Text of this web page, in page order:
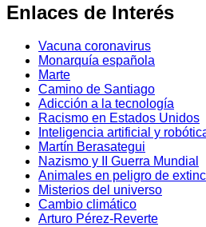
Enlaces de Interés
Vacuna coronavirus
Monarquía española
Marte
Camino de Santiago
Adicción a la tecnología
Racismo en Estados Unidos
Inteligencia artificial y
Martín Berasategui
Nazismo y II Guerra Mundial
Animales en peligro de
Misterios del universo
Cambio climático
Arturo Pérez-Reverte